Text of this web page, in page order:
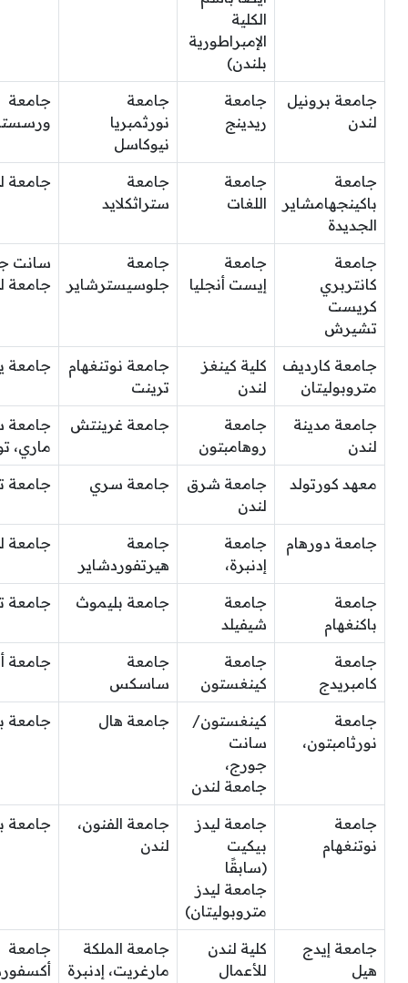
الكلية
الإمبراطورية
بلندن)
جامعة برونيل
لندن
جامعة
ريدينج
جامعة
نورثمبريا
نيوكاسل
جامعة
جامعة
باكينجهامشاير
الجديدة
جامعة
اللغات
جامعة
ستراثكلايد
جامعة
جامعة
كانتربري
كريست
تشيرش
جامعة
إيست أنجليا
جامعة
جلوسيسترشاير
سانت
جامعة
جامعة كارديف
متروبوليتان
كلية كينغز
لندن
جامعة نوتنغهام
ترينت
جامعة
جامعة مدينة
لندن
جامعة
روهامبتون
جامعة غرينتش
جامعة
ماري،
معهد كورتولد
جامعة شرق
لندن
جامعة سري جامعة
جامعة دورهام
جامعة
إدنبرة،
جامعة
هيرتفوردشاير
جامعة
جامعة
باكنغهام
جامعة
شيفيلد
جامعة بليموث جامعة
جامعة
كامبريدج
جامعة
كينغستون
جامعة
ساسكس
جامعة
جامعة
نورثامبتون،
كينغستون/
سانت
جورج،
جامعة لندن
جامعة هال جامعة
جامعة
نوتنغهام
جامعة ليدز
بيكيت
(سابقًا
جامعة ليدز
متروبوليتان)
جامعة الفنون،
لندن
جامعة
جامعة إيدج
هيل
كلية لندن
للأعمال
جامعة الملكة
مارغريت، إدنبرة
جامعة